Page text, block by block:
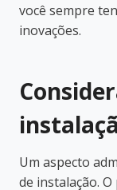
você sempre
inovações.
Um aspecto
de instalação.